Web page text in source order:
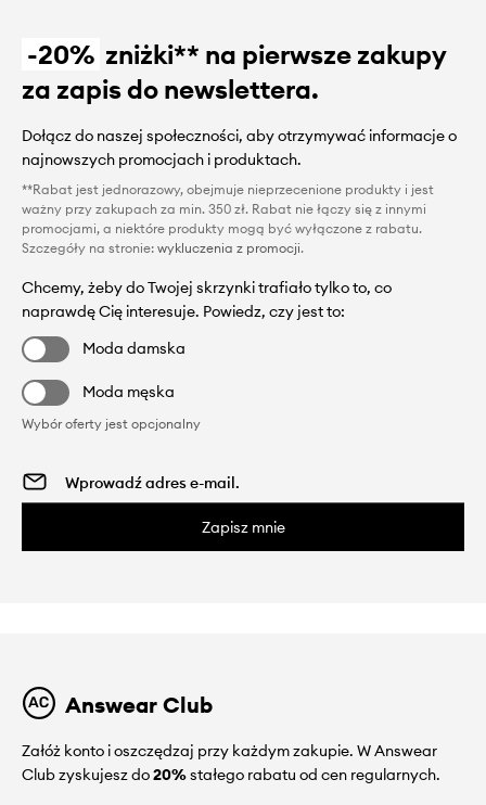
-20% zniżki** na pierwsze zakupy
za zapis do newslettera.
Dołącz do naszej społeczności, aby otrzymywać informacje o
najnowszych promocjach i produktach.
**Rabat jest jednorazowy, obejmuje nieprzecenione produkty i jest
ważny przy zakupach za min. 350 zł. Rabat nie łączy się z innymi
promocjami, a niektóre produkty mogą być wyłączone z rabatu.
Szczegóły na stronie: wykluczenia z promocji.
Chcemy, żeby do Twojej skrzynki trafiało tylko to, co
naprawdę Cię interesuje. Powiedz, czy jest to:
Moda damska
Moda męska
Wybór oferty jest opcjonalny
Zapisz mnie
Answear Club
Załóż konto i oszczędzaj przy każdym zakupie. W Answear
Club zyskujesz do20%stałego rabatu od cen regularnych.